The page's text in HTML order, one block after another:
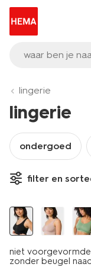
waar ben je
lingerie
lingerie
ondergoed
filter en
30% korting
niet
zonder beugel